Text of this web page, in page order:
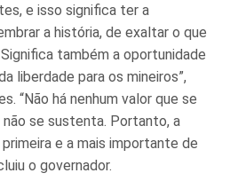
e isso significa ter a
a história, de exaltar o que
também a oportunidade
liberdade para os mineiros”,
“Não há nenhum valor que se
se sustenta. Portanto, a
e a mais importante de
o governador.